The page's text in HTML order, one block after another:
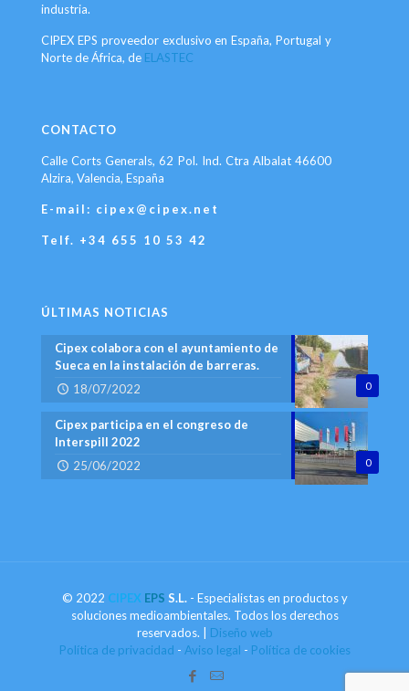
industria.
CIPEX EPS proveedor exclusivo en España, Portugal y
Norte de África, de ELASTEC
CONTACTO
Calle Corts Generals, 62 Pol. Ind. Ctra Albalat 46600
Alzira, Valencia, España
E-mail: cipex@cipex.net
Telf. +34 655 10 53 42
ÚLTIMAS NOTICIAS
0
Cipex colabora con el ayuntamiento de
Sueca en la instalación de barreras.
18/07/2022
0
Cipex participa en el congreso de
lnterspill 2022
25/06/2022
© 2022 CIPEX EPS S.L.- Especialistas en productos y
soluciones medioambientales. Todos los derechos
reservados. | Diseño web
Política de privacidad - Aviso legal - Política de cookies